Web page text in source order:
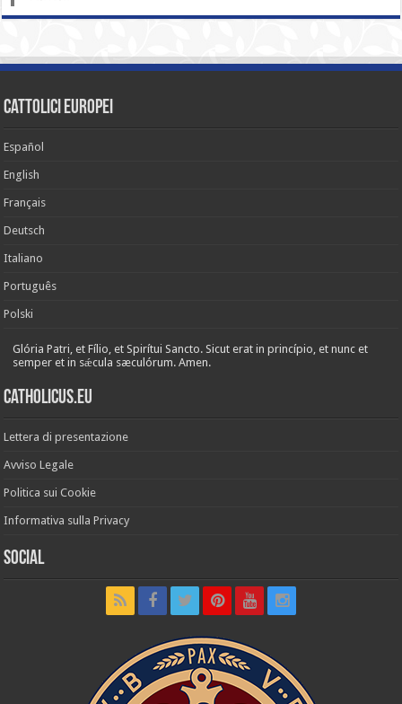
cattolici europei
Español
English
Français
Deutsch
Italiano
Português
Polski
Glória Patri, et Fílio, et Spirítui Sancto. Sicut erat in princípio, et nunc et
semper et in sǽcula sæculórum. Amen.
Catholicus.eu
Lettera di presentazione
Avviso Legale
Politica sui Cookie
Informativa sulla Privacy
Social